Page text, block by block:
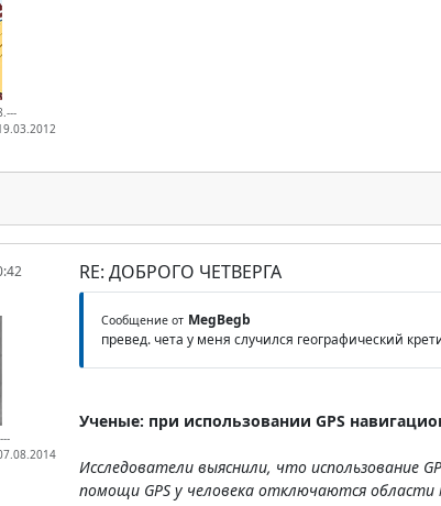
RE: ДОБРОГО ЧЕТВЕРГА
Сообщение от MegBegb
превед. чета у меня случился географический
Ученые: при использовании GPS
Исследователи выяснили, что использование
помощи GPS у человека отключаются